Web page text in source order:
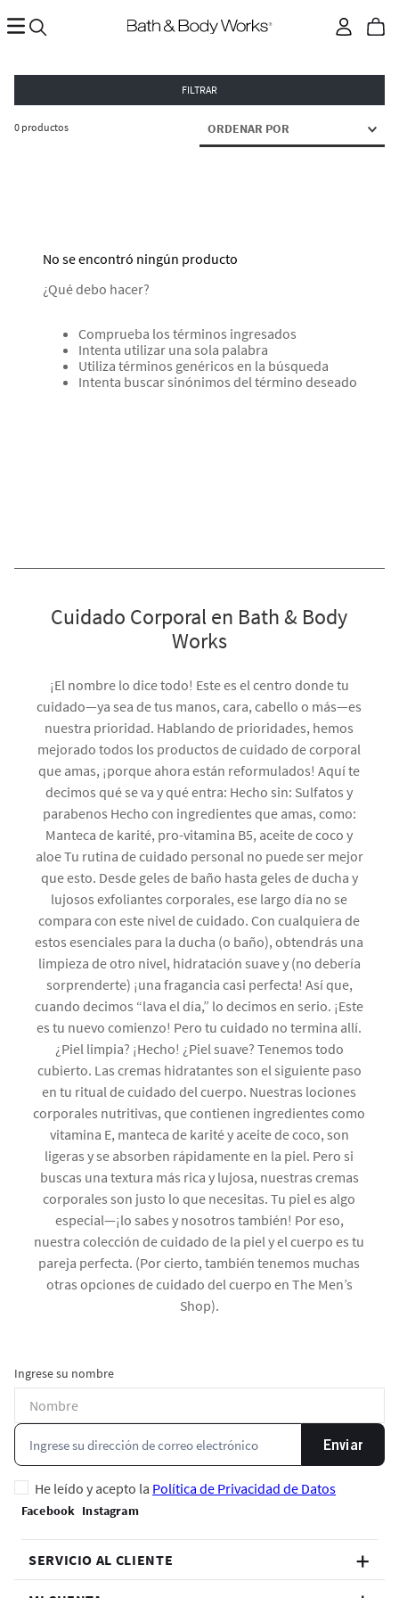
FILTRAR
0 productos ORDENAR POR
No se encontró ningún producto
¿Qué debo hacer?
Comprueba los términos ingresados
Intenta utilizar una sola palabra
Utiliza términos genéricos en la búsqueda
Intenta buscar sinónimos del término deseado
Cuidado Corporal en Bath & Body
Works
¡El nombre lo dice todo! Este es el centro donde tu
cuidado—ya sea de tus manos, cara, cabello o más—es
nuestra prioridad. Hablando de prioridades, hemos
mejorado todos los productos de cuidado de corporal
que amas, ¡porque ahora están reformulados! Aquí te
decimos qué se va y qué entra: Hecho sin: Sulfatos y
parabenos Hecho con ingredientes que amas, como:
Manteca de karité, pro-vitamina B5, aceite de coco y
aloe Tu rutina de cuidado personal no puede ser mejor
que esto. Desde geles de baño hasta geles de ducha y
lujosos exfoliantes corporales, ese largo día no se
compara con este nivel de cuidado. Con cualquiera de
estos esenciales para la ducha (o baño), obtendrás una
limpieza de otro nivel, hidratación suave y (no debería
sorprenderte) ¡una fragancia casi perfecta! Así que,
cuando decimos “lava el día,” lo decimos en serio. ¡Este
es tu nuevo comienzo! Pero tu cuidado no termina allí.
¿Piel limpia? ¡Hecho! ¿Piel suave? Tenemos todo
cubierto. Las cremas hidratantes son el siguiente paso
en tu ritual de cuidado del cuerpo. Nuestras lociones
corporales nutritivas, que contienen ingredientes como
vitamina E, manteca de karité y aceite de coco, son
ligeras y se absorben rápidamente en la piel. Pero si
buscas una textura más rica y lujosa, nuestras cremas
corporales son justo lo que necesitas. Tu piel es algo
especial—¡lo sabes y nosotros también! Por eso,
nuestra colección de cuidado de la piel y el cuerpo es tu
pareja perfecta. (Por cierto, también tenemos muchas
otras opciones de cuidado del cuerpo en The Men’s
Shop).
Ingrese su nombre
Enviar
He leído y acepto la Política de Privacidad de Datos
SERVICIO AL CLIENTE